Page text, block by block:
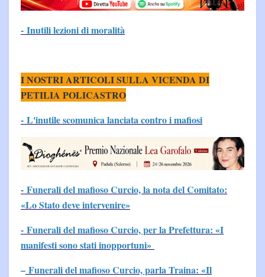
- Inutili lezioni di moralità
I NOSTRI ARTICOLI SULLA VICENDA DI
PETILIA POLICASTRO
- L'inutile scomunica lanciata contro i mafiosi
- Funerali del mafioso Curcio, la nota del Comitato:
«Lo Stato deve intervenire»
- Funerali del mafioso Curcio, per la Prefettura: «I
manifesti sono stati inopportuni»
– Funerali del mafioso Curcio, parla Traina: «Il